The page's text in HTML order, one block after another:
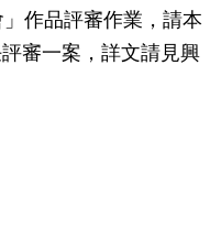
作品評審作業，請本
審一案，詳文請見興